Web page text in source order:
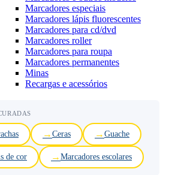
Marcadores especiais
Marcadores lápis fluorescentes
Marcadores para cd/dvd
Marcadores roller
Marcadores para roupa
Marcadores permanentes
Minas
Recargas e acessórios
Ceras Guache
de cor Marcadores escolares